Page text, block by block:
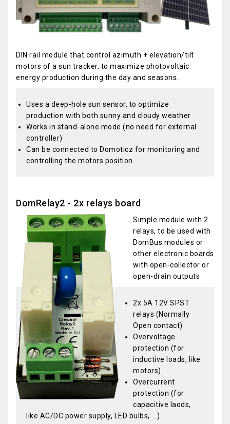
DIN rail module that control azimuth + elevation/tilt
motors of a sun tracker, to maximize photovoltaic
energy production during the day and seasons.
Uses a deep-hole sun sensor, to optimize
production with both sunny and cloudy weather
Works in stand-alone mode (no need for external
controller)
Can be connected to Domoticz for monitoring and
controlling the motors position
DomRelay2 - 2x relays board
Simple module with 2
relays, to be used with
DomBus modules or
other electronic boards
with open-collector or
open-drain outputs
2x 5A 12V SPST
relays (Normally
Open contact)
Overvoltage
protection (for
inductive loads, like
motors)
Overcurrent
protection (for
capacitive laods,
like AC/DC power supply, LED bulbs, ...)